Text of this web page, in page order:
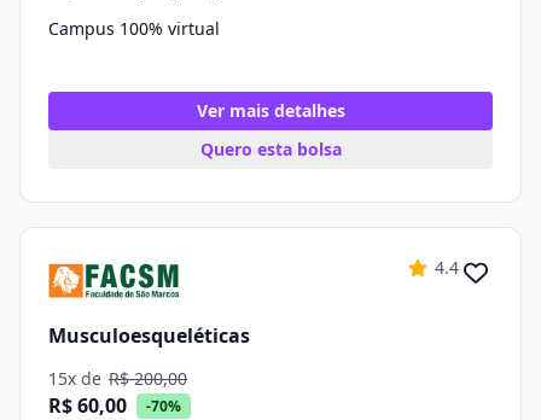
Campus 100% virtual
Ver mais detalhes
Quero esta bolsa
4.4
Musculoesqueléticas
15x de R$ 200,00
R$ 60,00 -70%